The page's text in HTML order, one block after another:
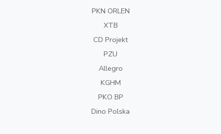
PKN ORLEN
XTB
CD Projekt
PZU
Allegro
KGHM
PKO BP
Dino Polska